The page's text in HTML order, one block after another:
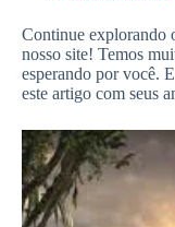
Continue explorando
nosso site! Temos
esperando por você.
este artigo com seus